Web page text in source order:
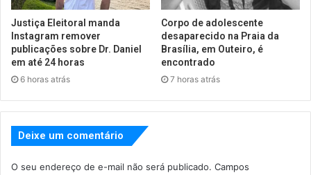
Justiça Eleitoral manda
Instagram remover
publicações sobre Dr. Daniel
em até 24 horas
6 horas atrás
Corpo de adolescente
desaparecido na Praia da
Brasília, em Outeiro, é
encontrado
7 horas atrás
Deixe um comentário
O seu endereço de e-mail não será publicado. Campos